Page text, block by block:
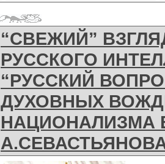
“СВЕЖИЙ”
РУССКОГО
“РУССКИЙ
ДУХОВНЫХ
НАЦИОНАЛИЗМА